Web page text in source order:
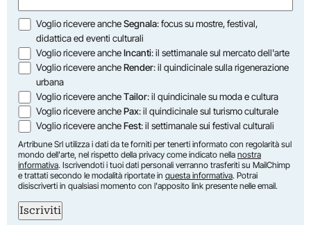
Opzioni
Voglio ricevere ancheSegnala: focus su mostre, festival,
didattica ed eventi culturali
Voglio ricevere ancheIncanti: il settimanale sul mercato dell'arte
Voglio ricevere ancheRender: il quindicinale sulla rigenerazione
urbana
Voglio ricevere ancheTailor: il quindicinale su moda e cultura
Voglio ricevere anchePax: il quindicinale sul turismo culturale
Voglio ricevere ancheFest: il settimanale sui festival culturali
Artribune Srl utilizza i dati da te forniti per tenerti informato con regolarità sul
mondo dell'arte, nel rispetto della privacy come indicato nella nostra
informativa. Iscrivendoti i tuoi dati personali verranno trasferiti su MailChimp
e trattati secondo le modalità riportate in questa informativa. Potrai
disiscriverti in qualsiasi momento con l'apposito link presente nelle email.
Iscriviti